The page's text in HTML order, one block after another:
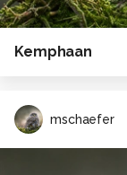
Kemphaan
mschaefer